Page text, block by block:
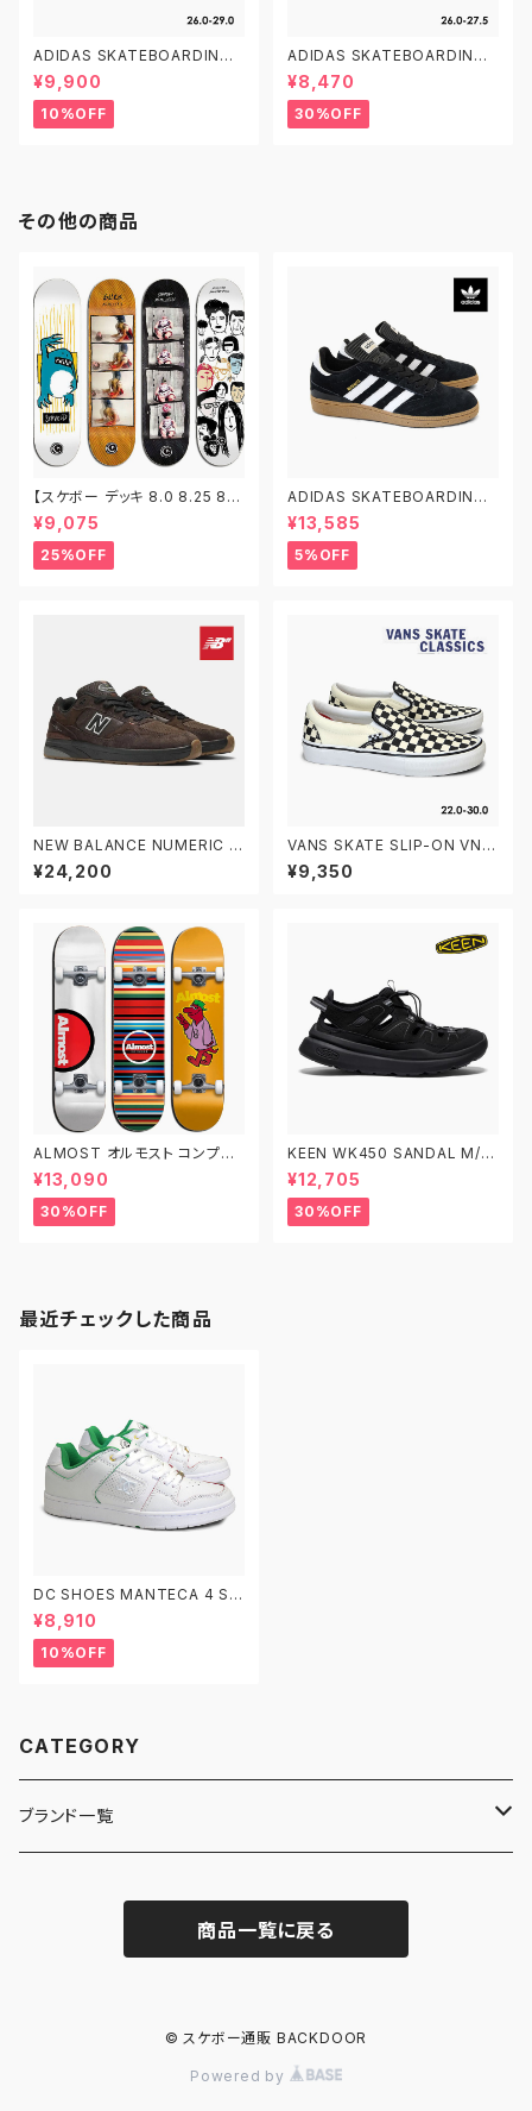
ADIDAS SKATEBOARDING
CAMPUS ADV B22716 26.0
-29.0 アディダス スケートボー
ディング キャンパスADV
¥9,900
10%OFF
ADIDAS SKATEBOARDING
STAN SMITH ADV GX9753
26.0-27.5 アディダス スケート
ボーディング スタンスミスADV
スケシュー
¥8,470
30%OFF
その他の商品
【スケボー デッキ 8.0 8.25 8.5
8.75】FOUNDATION ファンデ
ーション スケートボード デッキ
スケボー プロデッキ
¥9,075
25%OFF
ADIDAS SKATEBOARDING
BUSENITZ G48060 22.0-2
9.0 アディダス スケートボーデ
ィング ブセニッツ
¥13,585
5%OFF
NEW BALANCE NUMERIC ニ
ューバランス ヌメリック アンドリ
ュー・レイノルズ 933 NM933
¥24,200
VANS SKATE SLIP-ON VN0
A5FCAAUH 22.0-30.0 ヴァ
ンズ スケートスリッポン
¥9,350
ALMOST オルモスト コンプリ
ート デッキ スケートボード スケ
ボー 7.625インチ 7.75インチ
7.875インチ 子供用 キッズ
¥13,090
30%OFF
KEEN WK450 SANDAL M/10
28924 W/1028921 キーン メ
ンズ レディース ウォーキングシ
ューズ サンダル
¥12,705
30%OFF
最近チェックした商品
DC SHOES MANTECA 4 S A
LEXIS ADYS100686 WRD 2
6.0-29.0 ディーシーシューズ
マンテカ アレクシス・ラミレス ス
ケートシューズ
¥8,910
10%OFF
CATEGORY
ブランド一覧
商品一覧に戻る
© スケボー通販 BACKDOOR
Powered by